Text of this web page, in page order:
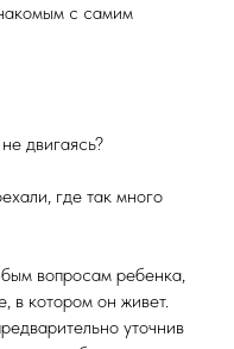
с самим
двигаясь?
где так много
вопросам ребенка,
в котором он живет.
уточнив